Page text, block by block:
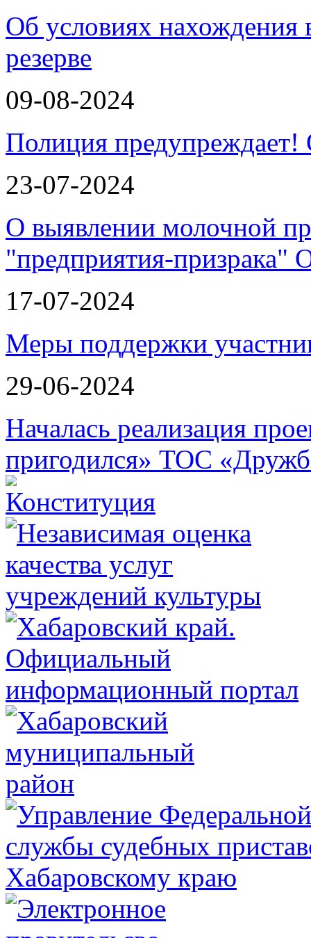
Об условиях
резерве
09-08-2024
Полиция
23-07-2024
О выявлении молочной
"предприятия-
17-07-2024
Меры поддержки
29-06-2024
Началась реализация
пригодился» ТОС